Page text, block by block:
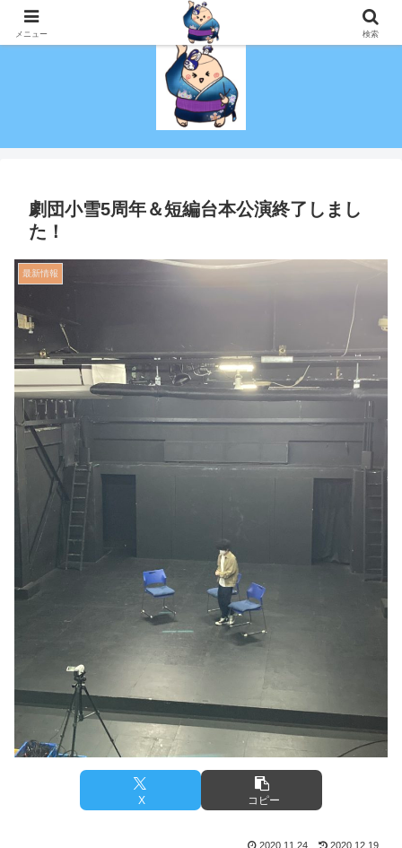
演技を趣味にしたい！初心者でも社会人でも演劇がしたい！を叶える劇団！
劇団小雪5周年＆短編台本公演終了しまし
た！
最新情報
X コピー
2020.11.24 2020.12.19
メニュー 検索